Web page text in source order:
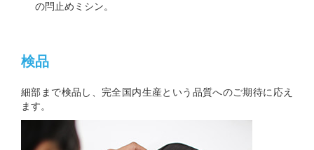
の閂止めミシン。
検品
細部まで検品し、完全国内生産という品質へのご期待に応え
ます。